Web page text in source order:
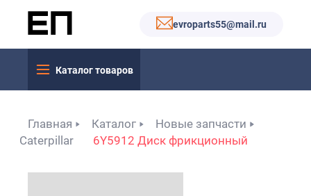
evroparts55@mail.ru
Каталог товаров
Главная Каталог
Новые запчасти
Caterpillar
6Y5912 Диск фрикционный